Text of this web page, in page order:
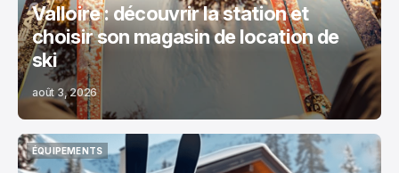
Valloire : découvrir la station et
choisir son magasin de location de
ski
août 3, 2026
ÉQUIPEMENTS
ÉQUIPEMENTS